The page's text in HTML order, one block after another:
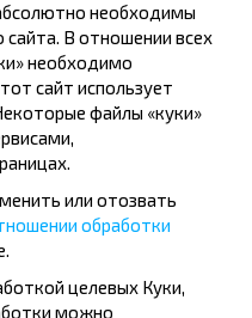
скидки и
INFOBUS.
и
необходимы
В отношении всех
необходимо
сайт использует
файлы «куки»
или отозвать
обработки
целевых Куки,
можно